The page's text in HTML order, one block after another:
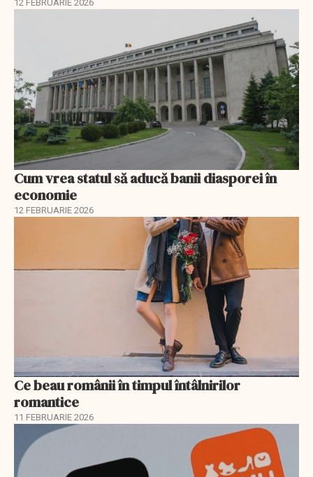
12 FEBRUARIE 2026
Cum vrea statul să aducă banii diasporei în
economie
12 FEBRUARIE 2026
Ce beau românii în timpul întâlnirilor
romantice
11 FEBRUARIE 2026